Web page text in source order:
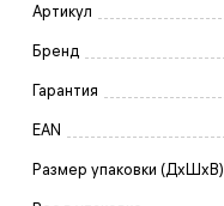
Артикул
Бренд
Гарантия
EAN
Размер упаковки (ДxШxВ)